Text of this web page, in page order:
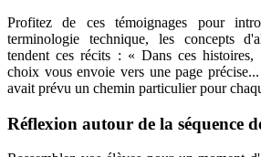
Profitez de ces témoignages pour
terminologie technique, les concepts
tendent ces récits : « Dans ces histoires,
choix vous envoie vers une page
avait prévu un chemin particulier pour
Réflexion autour de la séquence